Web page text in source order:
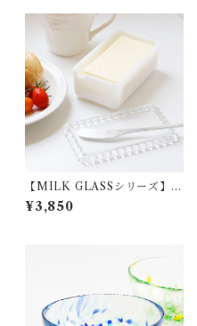
【MILK GLASSシリーズ】ミ
ルキーホワイトバターケース
ガラス 松ヶ岡ガラス
¥3,850